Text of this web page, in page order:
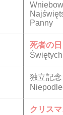
Panny
死者の日
Świętych
独立記
クリス